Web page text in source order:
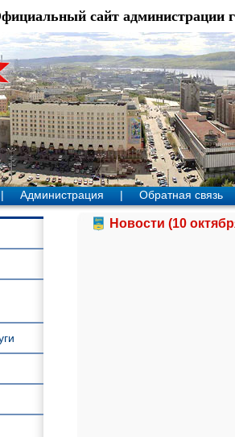
сайт администрации
| Администрация | Обратная связь
Новости (10